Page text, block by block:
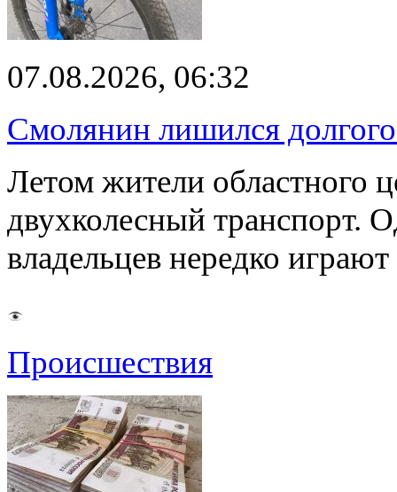
07.08.2026, 06:32
Смолянин лишился
Летом жители областного
двухколесный транспорт.
владельцев нередко
Происшествия